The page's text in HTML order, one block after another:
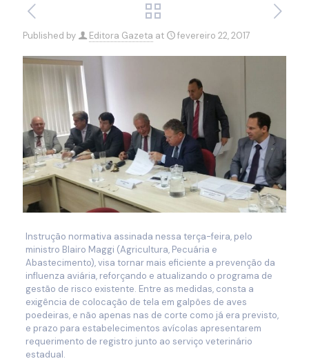
Published by Editora Gazeta at fevereiro 22, 2017
Instrução normativa assinada nessa terça-feira, pelo
ministro Blairo Maggi (Agricultura, Pecuária e
Abastecimento), visa tornar mais eficiente a prevenção da
influenza aviária, reforçando e atualizando o programa de
gestão de risco existente. Entre as medidas, consta a
exigência de colocação de tela em galpões de aves
poedeiras, e não apenas nas de corte como já era previsto,
e prazo para estabelecimentos avícolas apresentarem
requerimento de registro junto ao serviço veterinário
estadual.